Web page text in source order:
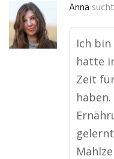
Anna
Ich
hatte
Zeit